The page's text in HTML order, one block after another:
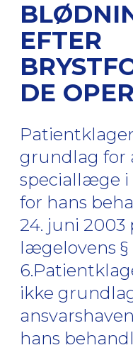
EFTER
DE
grundlag for
speciallæge
for hans
24. juni 2003
lægelovens §
ikke
hans